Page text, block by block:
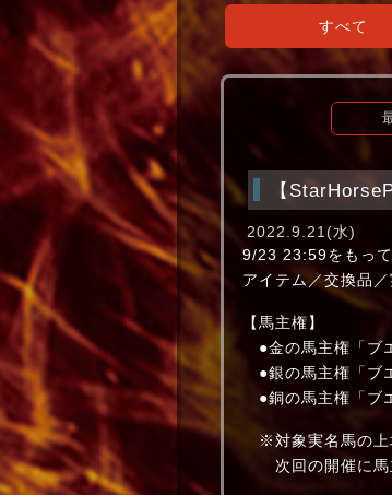
すべて
【
2022.9.21(水)
9/23 23:59をもっ
アイテム／交換品
【馬主権】
●金の馬主権「ブ
●銀の馬主権「ブ
●銅の馬主権「ブ
※対象実名馬の上
次回の開催に馬